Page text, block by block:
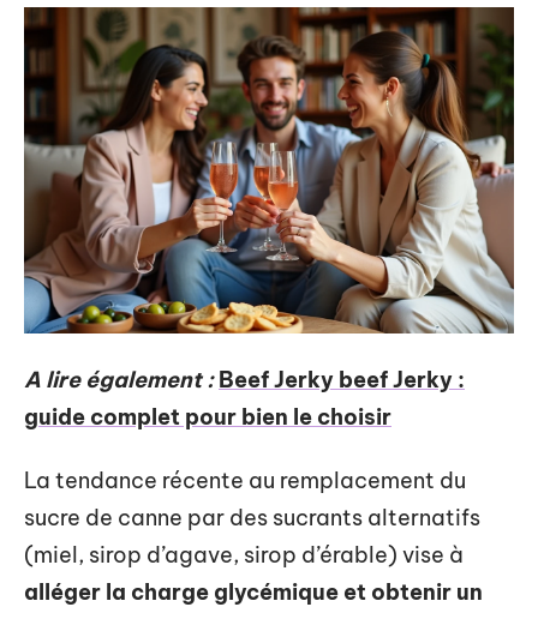
A lire également : Beef Jerky beef Jerky :
guide complet pour bien le choisir
La tendance récente au remplacement du
sucre de canne par des sucrants alternatifs
(miel, sirop d’agave, sirop d’érable) vise à
alléger la charge glycémique et obtenir un